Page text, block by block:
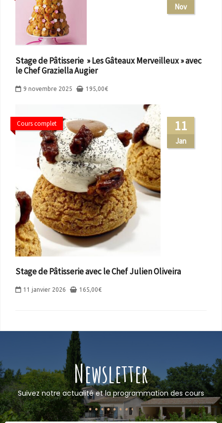
Nov
Stage de Pâtisserie » Les Gâteaux Merveilleux » avec
le Chef Graziella Augier
9 novembre 2025 195,00€
11
Jan
Cours complet
Stage de Pâtisserie avec le Chef Julien Oliveira
11 janvier 2026 165,00€
Newsletter
Suivez notre actualité et la programmation des cours